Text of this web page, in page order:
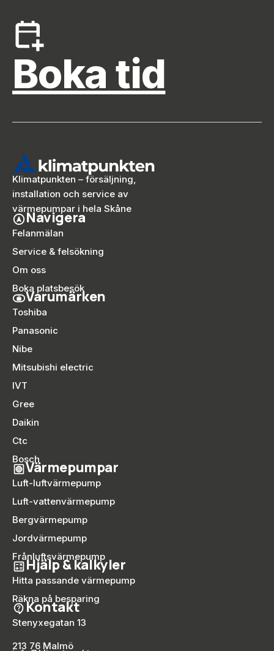
Boka tid
Klimatpunkten – försäljning,
installation och service av
värmepumpar i hela Skåne
Navigera
Felanmälan
Service & felsökning
Om oss
Boka platsbesök
Varumärken
Toshiba
Panasonic
Nibe
Mitsubishi electric
IVT
Gree
Daikin
Ctc
BoschVärmepumpar
Luft-luftvärmepump
Luft-vattenvärmepump
Bergvärmepump
Jordvärmepump
Frånluftsvärmepump
Hjälp & kalkyler
Hitta passande värmepump
Räkna på besparing
Kontakt
Stenyxegatan 13
213 76 Malmö